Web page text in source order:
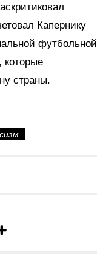
Капернику
футбольной
которые
страны.